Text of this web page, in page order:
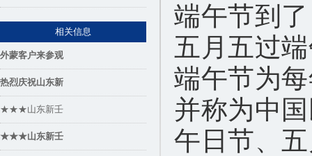
相关信息
外蒙客户来参观
热烈庆祝山东新
★★★山东新壬
★★★山东新壬
端午节到 了
五月五过
端午节为
并称为中
午日节、